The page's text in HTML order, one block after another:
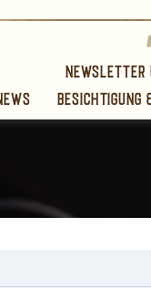
Newsletter
Besichtigung